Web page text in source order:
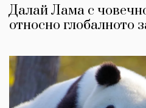
Далай Лама с
относно глобалното